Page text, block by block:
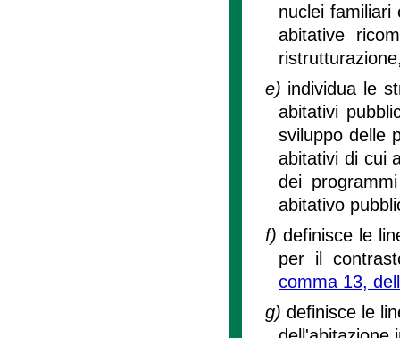
nuclei familiari
abitative
e) individua le
abitativi
sviluppo delle
abitativi di cui
dei
abitativo
f) definisce le
per il
comma 13,
g) definisce le